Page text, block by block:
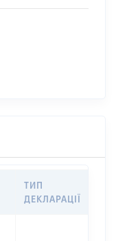
ТИП
ДЕКЛАРАЦІЇ